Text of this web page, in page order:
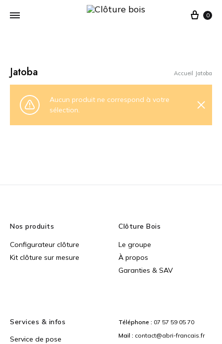
Cart
0
Jatoba Accueil Jatoba
Aucun produit ne correspond à votre
sélection.
Nos produits
Configurateur clôture
Kit clôture sur mesure
Clôture Bois
Le groupe
À propos
Garanties & SAV
Services & infos
Service de pose
Téléphone : 07 57 59 05 70
Mail : contact@abri-francais.fr